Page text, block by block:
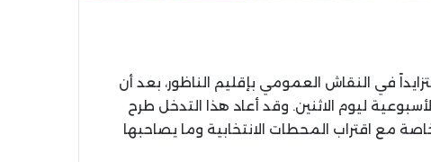
في النقاش العمومي بإقليم الناظور، بعد أن
ليوم الاثنين. وقد أعاد هذا التدخل طرح
مع اقتراب المحطات الانتخابية وما يصاحبها